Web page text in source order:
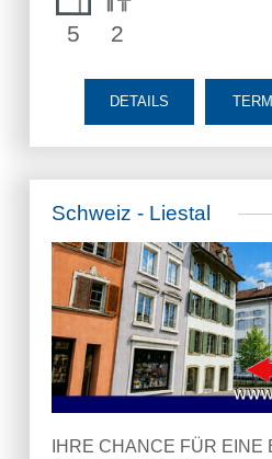
5 2
DETAILS
Schweiz - Liestal
IHRE CHANCE FÜR EINE